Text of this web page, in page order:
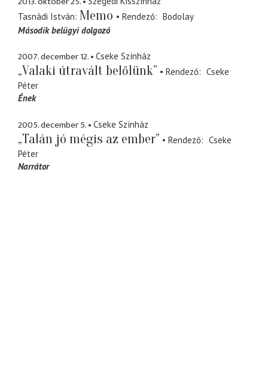
Tasnádi István Memo Rendező
Bodolay
Második belügyi dolgozó
2007. december 12. Cseke Színház
„Valaki útravált belőlünk” Rendező
Cseke
Péter
Ének
2005. december 5. Cseke Színház
„Talán jó mégis az ember” Rendező
Cseke
Péter
Narrátor